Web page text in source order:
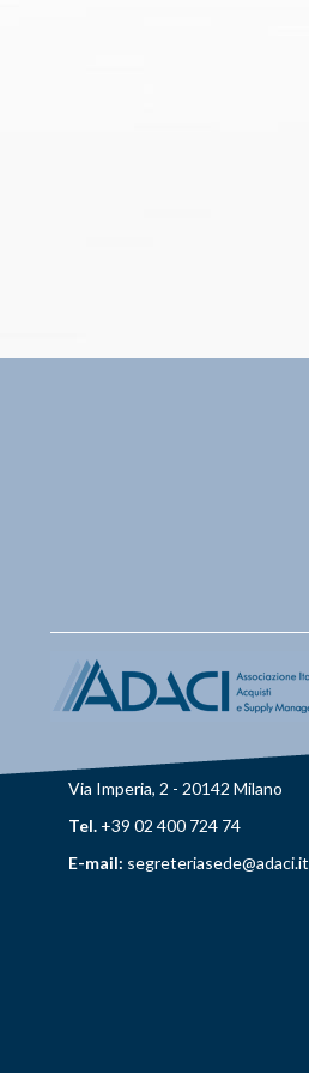
Via Imperia, 2 - 20142 Milano
Tel. +39 02 400 724 74
E-mail: segreteriasede@adaci.it